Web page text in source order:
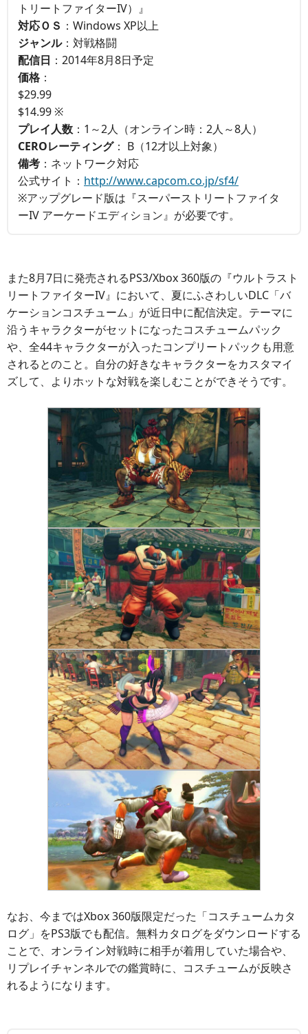
トリートファイターIV）』
対応ＯＳ ：Windows XP以上
ジャンル：対戦格闘
配信日 ：2014年8月8日予定
価格 ：
$29.99
$14.99 ※
プレイ人数 ：1～2人（オンライン時：2人～8人）
CEROレーティング： B（12才以上対象）
備考 ：ネットワーク対応
公式サイト： http://www.capcom.co.jp/sf4/
※アップグレード版は『スーパーストリートファイタ
ーIV アーケードエディション』が必要です。
また8月7日に発売されるPS3/Xbox 360版の『ウルトラスト
リートファイターIV』において、夏にふさわしいDLC「バ
ケーションコスチューム」が近日中に配信決定。テーマに
沿うキャラクターがセットになったコスチュームパック
や、全44キャラクターが入ったコンプリートパックも用意
されるとのこと。自分の好きなキャラクターをカスタマイ
ズして、よりホットな対戦を楽しむことができそうです。
なお、今まではXbox 360版限定だった「コスチュームカタ
ログ」をPS3版でも配信。無料カタログをダウンロードする
ことで、オンライン対戦時に相手が着用していた場合や、
リプレイチャンネルでの鑑賞時に、コスチュームが反映さ
れるようになります。